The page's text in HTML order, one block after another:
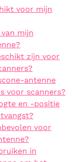
voor mijn
mijn
zijn voor
antenne
voor scanners?
en -positie
voor
in